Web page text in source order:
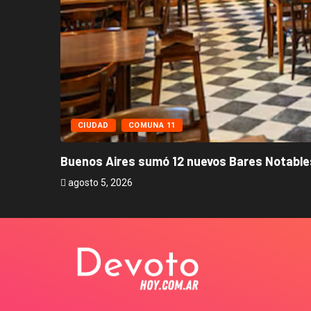
CIUDAD COMUNA 11
Buenos Aires sumó 12 nuevos Bares
agosto 5, 2026